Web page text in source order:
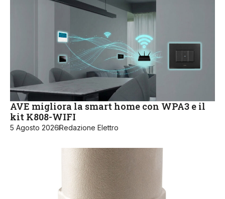
AVE migliora la smart home con WPA3 e il
kit K808-WIFI
5 Agosto 2026Redazione Elettro